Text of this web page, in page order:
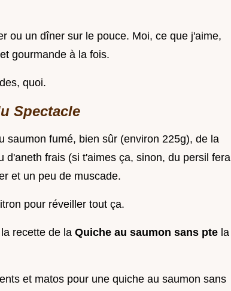
ou un dîner sur le pouce. Moi, ce que j'aime,
gourmande à la fois.
quoi.
Spectacle
saumon fumé, bien sûr (environ 225g), de la
frais (si t'aimes ça, sinon, du persil fera
et un peu de muscade.
pour réveiller tout ça.
recette de la Quiche au saumon sans pte la
et matos pour une quiche au saumon sans